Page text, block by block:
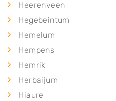
Heerenveen
Hegebeintum
Hemelum
Hempens
Hemrik
Herbaijum
Hiaure